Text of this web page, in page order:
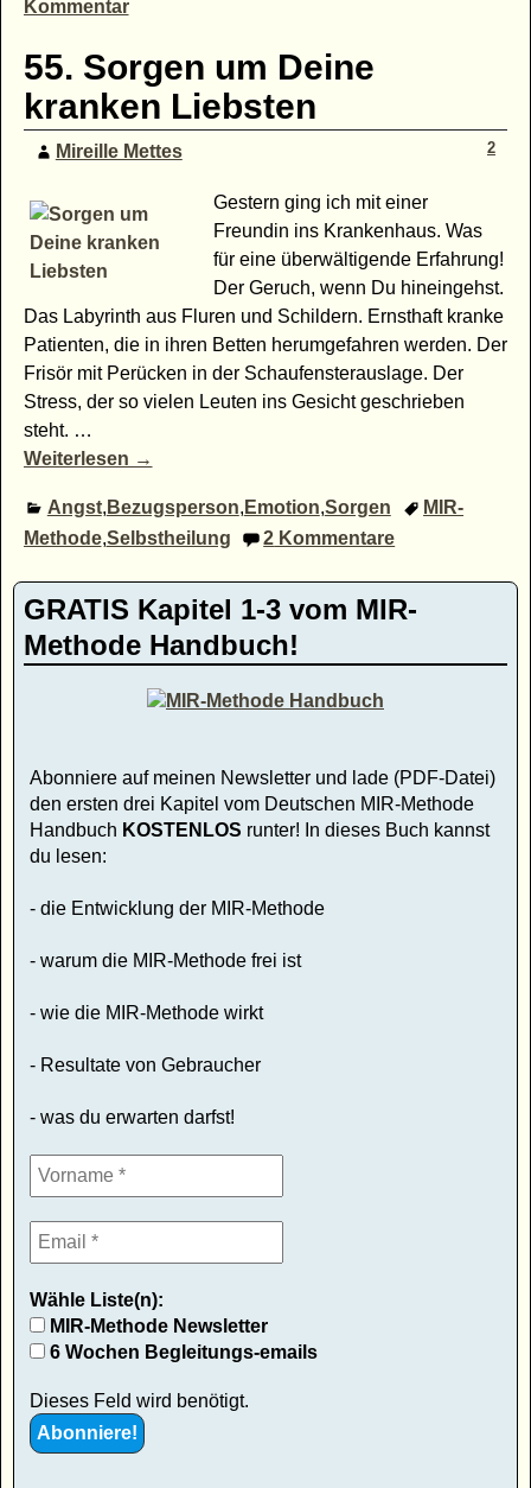
Kommentar
55. Sorgen um Deine
kranken Liebsten
Mireille Mettes 2
Gestern ging ich mit einer
Freundin ins Krankenhaus. Was
für eine überwältigende Erfahrung!
Der Geruch, wenn Du hineingehst.
Das Labyrinth aus Fluren und Schildern. Ernsthaft kranke
Patienten, die in ihren Betten herumgefahren werden. Der
Frisör mit Perücken in der Schaufensterauslage. Der
Stress, der so vielen Leuten ins Gesicht geschrieben
steht. …
Weiterlesen →
Angst, Bezugsperson, Emotion,Sorgen
MIR-
Methode,Selbstheilung 2 Kommentare
GRATIS Kapitel 1-3 vom MIR-
Methode Handbuch!
Abonniere auf meinen Newsletter und lade (PDF-Datei)
den ersten drei Kapitel vom Deutschen MIR-Methode
Handbuch KOSTENLOS runter! In dieses Buch kannst
du lesen:
- die Entwicklung der MIR-Methode
- warum die MIR-Methode frei ist
- wie die MIR-Methode wirkt
- Resultate von Gebraucher
- was du erwarten darfst!
Wähle Liste(n):
MIR-Methode Newsletter
6 Wochen Begleitungs-emails
Dieses Feld wird benötigt.